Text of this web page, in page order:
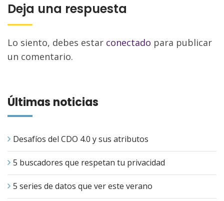
Deja una respuesta
Lo siento, debes estar conectado para publicar
un comentario.
Últimas noticias
Desafíos del CDO 4.0 y sus atributos
5 buscadores que respetan tu privacidad
5 series de datos que ver este verano